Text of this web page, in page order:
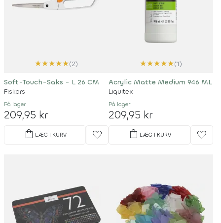
★★★★★(2)
Soft-Touch-Saks - L 26 CM
Fiskars
På lager
209,95 kr
shopping_bag LÆG I KURV favorite
★★★★★(1)
Acrylic Matte Medium 946 ML
Liquitex
På lager
209,95 kr
shopping_bag LÆG I KURV favorite